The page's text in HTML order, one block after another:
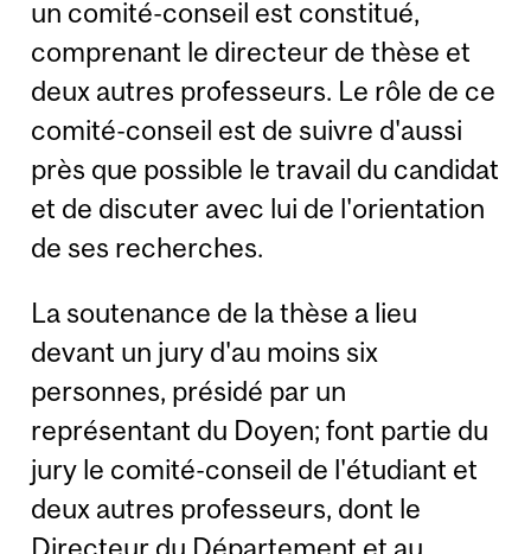
un comité-conseil est constitué,
comprenant le directeur de thèse et
deux autres professeurs. Le rôle de ce
comité-conseil est de suivre d'aussi
près que possible le travail du candidat
et de discuter avec lui de l'orientation
de ses recherches.
La soutenance de la thèse a lieu
devant un jury d'au moins six
personnes, présidé par un
représentant du Doyen; font partie du
jury le comité-conseil de l'étudiant et
deux autres professeurs, dont le
Directeur du Département et au